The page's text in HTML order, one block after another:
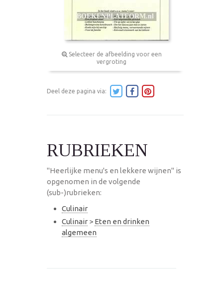
Selecteer de afbeelding voor een
vergroting
Deel deze pagina via:
RUBRIEKEN
"Heerlijke menu's en lekkere wijnen" is
opgenomen in de volgende
(sub-)rubrieken:
Culinair
Culinair > Eten en drinken
algemeen